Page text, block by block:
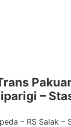
–
– RS Salak –